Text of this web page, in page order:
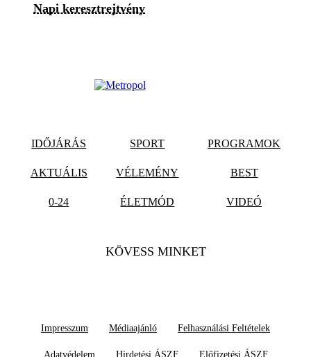
Napi keresztrejtvény
IDŐJÁRÁS SPORT PROGRAMOK
AKTUÁLIS VÉLEMÉNY BEST
0-24 ÉLETMÓD VIDEÓ
KÖVESS MINKET
Impresszum Médiaajánló Felhasználási Feltételek
Adatvédelem Hirdetési ÁSZF Előfizetési ÁSZF